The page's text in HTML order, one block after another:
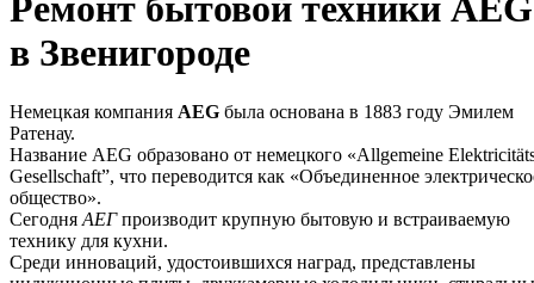
в Звенигороде
Немецкая компания AEG была основана в 1883 году Эмилем
Ратенау.
Название AEG образовано от немецкого «Allgemeine
Gesellschaft”, что переводится как «Объединенное
общество».
Сегодня АЕГпроизводит крупную бытовую и встраиваемую
технику для кухни.
Среди инноваций, удостоившихся наград, представлены